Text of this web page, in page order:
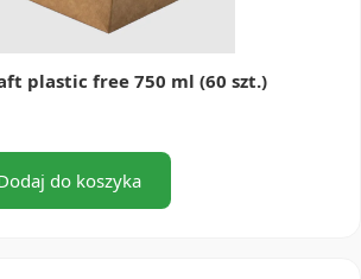
plastic free 750 ml (60 szt.)
do koszyka